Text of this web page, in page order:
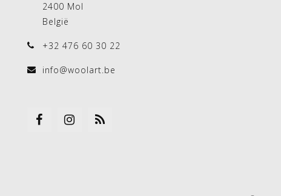
2400 Mol
België
+32 476 60 30 22
info@woolart.be